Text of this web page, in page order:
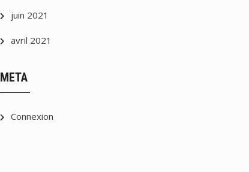
juin 2021
avril 2021
META
Connexion